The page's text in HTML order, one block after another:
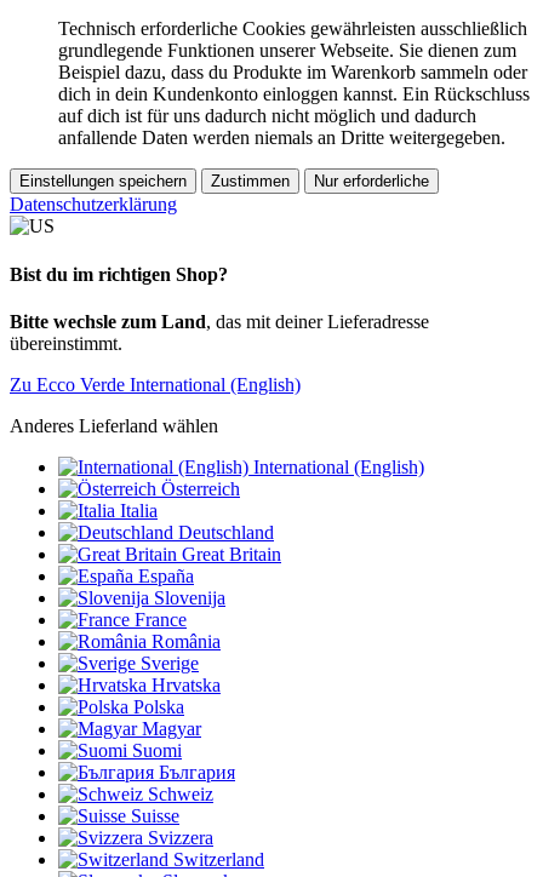
Technisch erforderliche Cookies gewährleisten ausschließlich
grundlegende Funktionen unserer Webseite. Sie dienen zum
Beispiel dazu, dass du Produkte im Warenkorb sammeln oder
dich in dein Kundenkonto einloggen kannst. Ein Rückschluss
auf dich ist für uns dadurch nicht möglich und dadurch
anfallende Daten werden niemals an Dritte weitergegeben.
Einstellungen speichern Zustimmen Nur erforderliche
Datenschutzerklärung
Bist du im richtigen Shop?
Bitte wechsle zum Land, das mit deiner Lieferadresse
übereinstimmt.
Zu Ecco Verde International (English)
Anderes Lieferland wählen
International (English)
Österreich
Italia
Deutschland
Great Britain
España
Slovenija
France
România
Sverige
Hrvatska
Polska
Magyar
Suomi
България
Schweiz
Suisse
Svizzera
Switzerland